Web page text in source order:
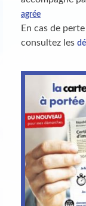
agrée
En cas de
consultez les